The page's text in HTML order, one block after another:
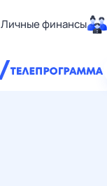
Личные финансы